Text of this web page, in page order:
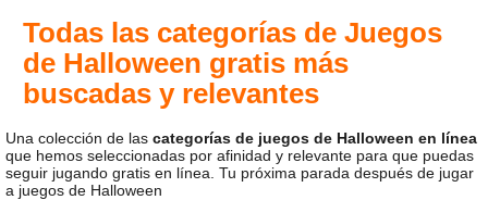
Todas las categorías de Juegos
de Halloween gratis más
buscadas y relevantes
Una colección de las categorías de juegos de Halloween en línea
que hemos seleccionadas por afinidad y relevante para que puedas
seguir jugando gratis en línea. Tu próxima parada después de jugar
a juegos de Halloween